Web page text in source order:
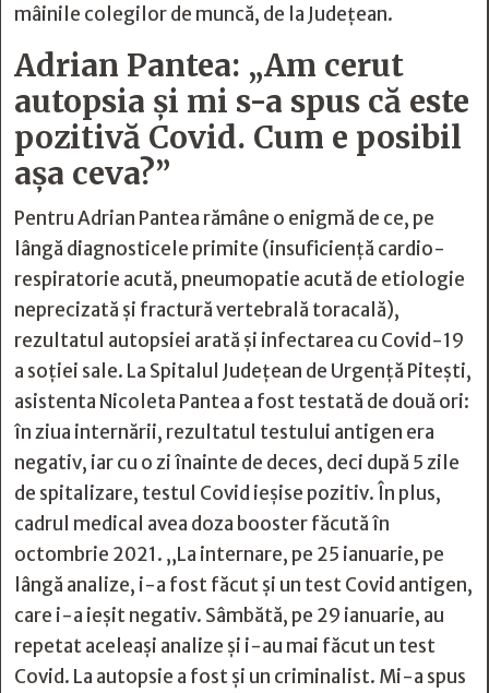
mâinile colegilor de muncă, de la Județean.
Adrian Pantea: „Am cerut
autopsia și mi s-a spus că este
pozitivă Covid. Cum e posibil
așa ceva?”
Pentru Adrian Pantea rămâne o enigmă de ce, pe
lângă diagnosticele primite (insuficiență cardio-
respiratorie acută, pneumopatie acută de etiologie
neprecizată și fractură vertebrală toracală),
rezultatul autopsiei arată și infectarea cu Covid-19
a soției sale. La Spitalul Județean de Urgență Pitești,
asistenta Nicoleta Pantea a fost testată de două ori:
în ziua internării, rezultatul testului antigen era
negativ, iar cu o zi înainte de deces, deci după 5 zile
de spitalizare, testul Covid ieșise pozitiv. În plus,
cadrul medical avea doza booster făcută în
octombrie 2021. „La internare, pe 25 ianuarie, pe
lângă analize, i-a fost făcut și un test Covid antigen,
care i-a ieșit negativ. Sâmbătă, pe 29 ianuarie, au
repetat aceleași analize și i-au mai făcut un test
Covid. La autopsie a fost și un criminalist. Mi-a spus